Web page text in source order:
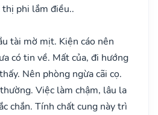
phi lắm điều..
tài mờ mịt. Kiện cáo nên
có tin về. Mất của, đi hướng
Nên phòng ngừa cãi cọ.
Việc làm chậm, lâu la
chắn. Tính chất cung này trì